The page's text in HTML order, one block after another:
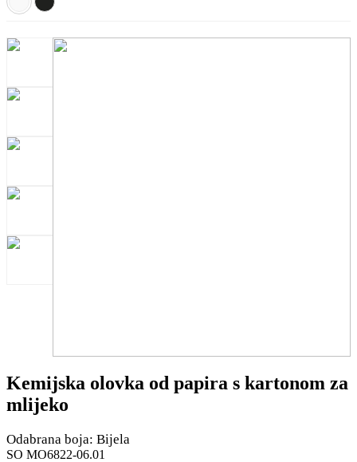
Kemijska olovka od papira s kartonom za
mlijeko
Odabrana boja: Bijela
SO MO6822-06.01